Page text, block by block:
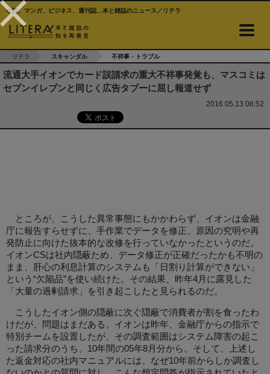
小説、マンガ、ビジネス、週刊誌…本と雑誌のニュース／リテラ
リテラ スキャンダル 不祥事・トラブル
流通大手イオンでカード誤請求の重大不祥事発覚も、マスコミは
セブンイレブンと同じく広告タブーに屈し報道せず
2016.05.13 06:52
ところが、こうした異常事態にもかかわらず、イオンは金融
庁に報告すらせずに、手作業でデータを修正、原因の究明や再
発防止に向けた抜本的な改修を行っていなかったというのだ。
イオンCSは社内隠蔽ため、データ修正が正確だったかも不明の
まま、肝心の利息計算のシステムも「日割り計算ができない」
という“欠陥品”を使い続けた。その結果、昨年4月に露見した
「大量の過剰請求」を引き起こしたと見られるのだ。
こうしたイオン側の隠蔽に次ぐ隠蔽で消費者が割を食ったわ
けだが、問題はまだある。イオンは昨年、金融庁からの指示で
特別チームを設置したが、その調査範囲はシステム障害の起こ
った請求分のうち、10年間の05年8月分から。そして、上述し
た返金対応の社内マニュアルには、なぜ10年前からしか調査し